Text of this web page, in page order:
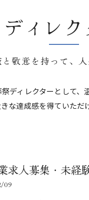
ディレク
敬意を持って、
ディレクターとして
達成感を得ていた
求人募集・未経
09